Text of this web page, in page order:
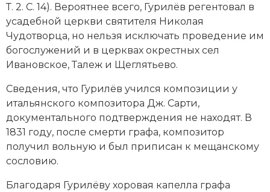
Новая история
Новейшая история
Нумизматика
Образование
Общественные объединения и организации
Политическая история
Т. 2. С. 14). Вероятнее всего, Гурилёв регентовал в
усадебной церкви святителя Николая
Чудотворца, но нельзя исключать проведение им
богослужений и в церквах окрестных сел
Ивановское, Талеж и Щеглятьево.
Сведения, что Гурилёв учился композиции у
итальянского композитора Дж. Сарти,
документального подтверждения не находят. В
1831 году, после смерти графа, композитор
получил вольную и был приписан к мещанскому
сословию.
Благодаря Гурилёву хоровая капелла графа